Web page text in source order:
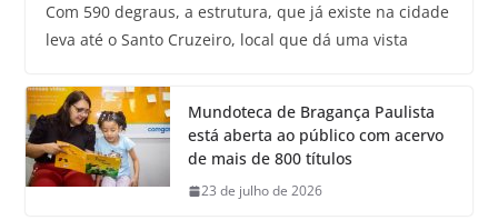
Com 590 degraus, a estrutura, que já existe na cidade
leva até o Santo Cruzeiro, local que dá uma vista
Mundoteca de Bragança Paulista
está aberta ao público com acervo
de mais de 800 títulos
23 de julho de 2026